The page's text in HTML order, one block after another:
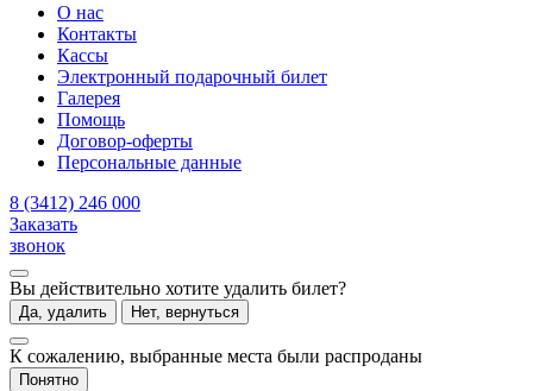
О нас
Контакты
Кассы
Электронный подарочный билет
Галерея
Помощь
Договор-оферты
Персональные данные
8 (3412) 246 000
Заказать
звонок
Вы действительно хотите удалить билет?
Да, удалить Нет, вернуться
К сожалению, выбранные места были распроданы
Понятно